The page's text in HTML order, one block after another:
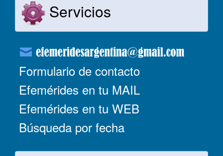
Servicios
Formulario de contacto
Efemérides en tu MAIL
Efemérides en tu WEB
Búsqueda por fecha